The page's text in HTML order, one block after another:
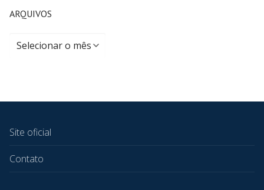
ARQUIVOS
Site oficial
Contato